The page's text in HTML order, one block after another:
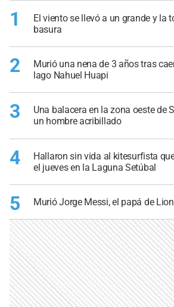
1
El viento se llevó a un grande y la
basura
2
Murió una nena de 3 años tras
lago Nahuel Huapi
3
Una balacera en la zona oeste de
un hombre acribillado
4
Hallaron sin vida al kitesurfista
el jueves en la Laguna Setúbal
5 Murió Jorge Messi, el papá de